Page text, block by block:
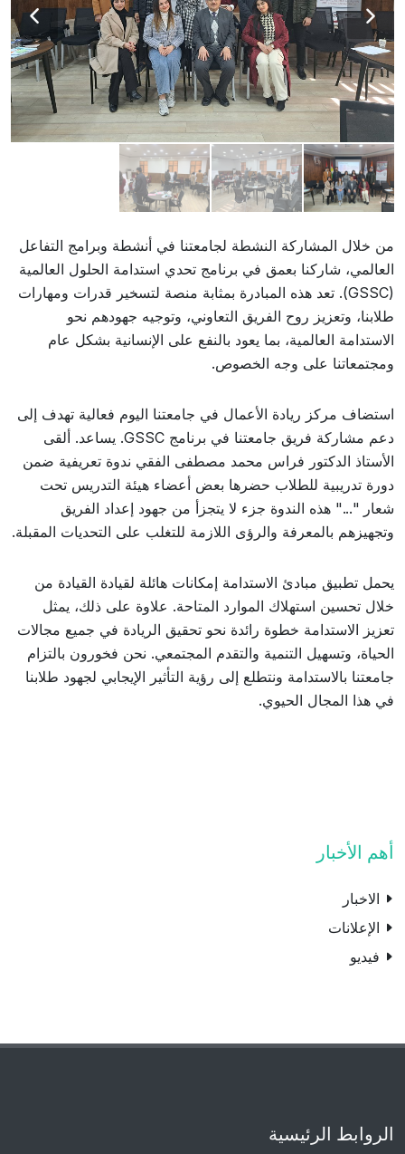
من خلال المشاركة النشطة لجامعتنا في أنشطة وبرامج التفاعل
العالمي، شاركنا بعمق في برنامج تحدي استدامة الحلول العالمية
(GSSC). تعد هذه المبادرة بمثابة منصة لتسخير قدرات ومهارات
طلابنا، وتعزيز روح الفريق التعاوني، وتوجيه جهودهم نحو
الاستدامة العالمية، بما يعود بالنفع على الإنسانية بشكل عام
ومجتمعاتنا على وجه الخصوص.
استضاف مركز ريادة الأعمال في جامعتنا اليوم فعالية تهدف إلى
دعم مشاركة فريق جامعتنا في برنامج GSSC. يساعد. ألقى
الأستاذ الدكتور فراس محمد مصطفى الفقي ندوة تعريفية ضمن
دورة تدريبية للطلاب حضرها بعض أعضاء هيئة التدريس تحت
شعار "..." هذه الندوة جزء لا يتجزأ من جهود إعداد الفريق
وتجهيزهم بالمعرفة والرؤى اللازمة للتغلب على التحديات المقبلة.
يحمل تطبيق مبادئ الاستدامة إمكانات هائلة لقيادة القيادة من
خلال تحسين استهلاك الموارد المتاحة. علاوة على ذلك، يمثل
تعزيز الاستدامة خطوة رائدة نحو تحقيق الريادة في جميع مجالات
الحياة، وتسهيل التنمية والتقدم المجتمعي. نحن فخورون بالتزام
جامعتنا بالاستدامة ونتطلع إلى رؤية التأثير الإيجابي لجهود طلابنا
في هذا المجال الحيوي.
أهم الأخبار
الاخبار
الإعلانات
فيديو
الروابط الرئيسية